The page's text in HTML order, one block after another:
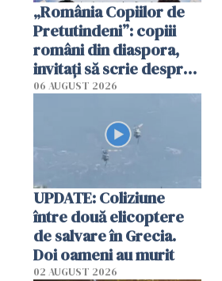
„România Copiilor de
Pretutindeni”: copiii
români din diaspora,
invitați să scrie despre
România într-un volum
06 AUGUST 2026
UPDATE: Coliziune
între două elicoptere
de salvare în Grecia.
Doi oameni au murit
02 AUGUST 2026